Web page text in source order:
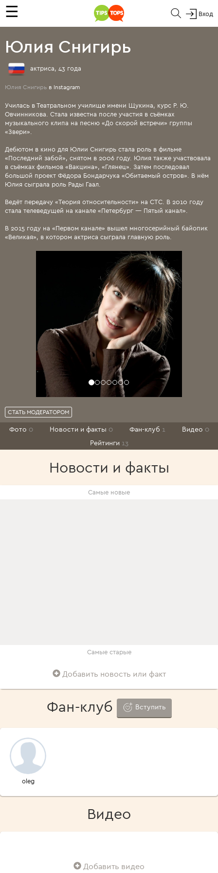
☰ Вход
Юлия Снигирь
актриса, 43 года
Юлия Снигирь в Instagram
Училась в Театральном училище имени Щукина, курс Р. Ю.
Овчинникова. Стала известна после участия в съёмках
музыкального клипа на песню «До скорой встречи» группы
«Звери».
Дебютом в кино для Юлии Снигирь стала роль в фильме
«Последний забой», снятом в 2006 году. Юлия также участвовала
в съёмках фильмов «Вакцина», «Глянец». Затем последовал
большой проект Фёдора Бондарчука «Обитаемый остров». В нём
Юлия сыграла роль Рады Гаал.
Ведёт передачу «Теория относительности» на СТС. В 2010 году
стала телеведущей на канале «Петербург — Пятый канал».
В 2015 году на «Первом канале» вышел многосерийный байопик
«Великая», в котором актриса сыграла главную роль.
СТАТЬ МОДЕРАТОРОМ
Фото 0 Новости и факты 0 Фан-клуб 1 Видео 0
Рейтинги 13
Новости и факты
Самые новые
Самые старые
Добавить новость или факт
Фан-клуб Вступить
oleg
Видео
Добавить видео